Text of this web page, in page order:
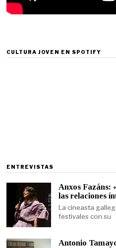
CULTURA JOVEN EN SPOTIFY
ENTREVISTAS
Anxos Fazáns:
las relaciones
La cineasta
festivales con su
Antonio